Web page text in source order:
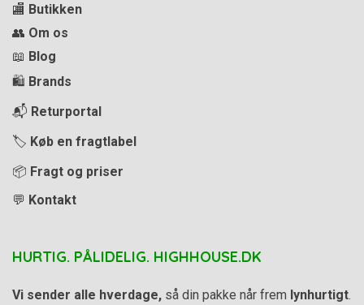
🏬 Butikken
👥 Om os
📖 Blog
🛍️ Brands
📬 Returportal
🏷️ Køb en fragtlabel
📦 Fragt og priser
💬 Kontakt
HURTIG. PÅLIDELIG. HIGHHOUSE.DK
Vi sender alle hverdage, så din pakke når frem lynhurtigt